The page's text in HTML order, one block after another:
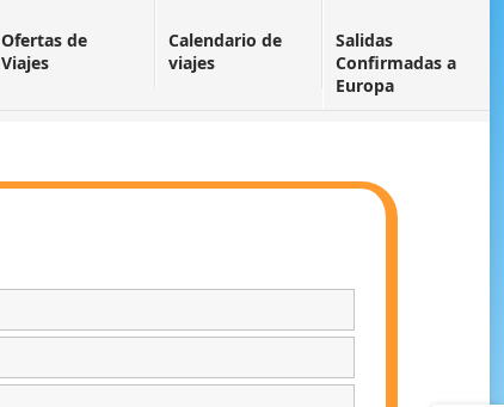
Ofertas de
Viajes
Calendario de
viajes
Salidas
Confirmadas a
Europa